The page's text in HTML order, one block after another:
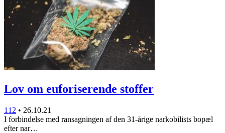
Lov om euforiserende stoffer
112 • 26.10.21
I forbindelse med ransagningen af den 31-årige narkobilists bopæl
efter nar…